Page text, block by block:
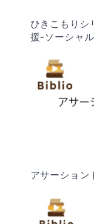
ひきこもりシ
援-ソーシャ
アサーション